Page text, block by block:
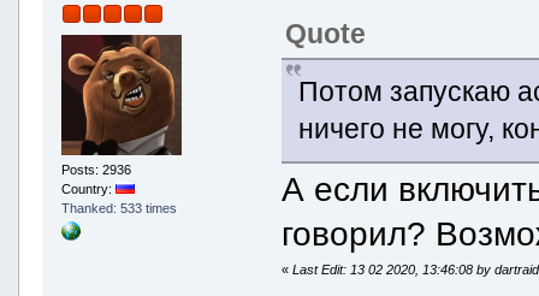
Posts: 2936
Country:
Thanked: 533 times
Quote
Потом запускаю
ничего не могу,
А если
говорил?
«Last Edit: 13 02 2020, 13:46:08 by